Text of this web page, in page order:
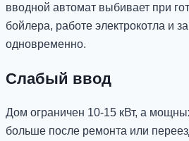
вводной автомат выбивает при
бойлера, работе электрокотла и
одновременно.
Слабый ввод
Дом ограничен 10-15 кВт, а
больше после ремонта или